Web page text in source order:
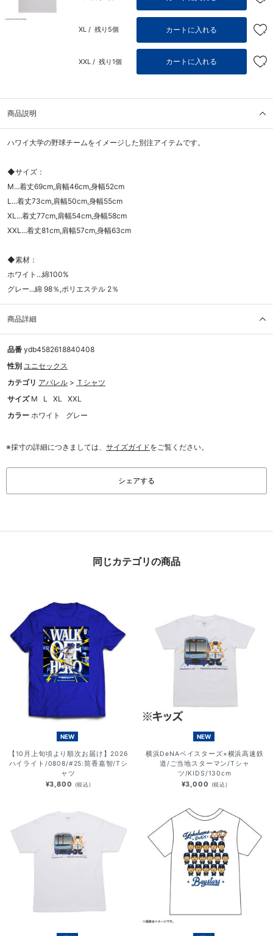
XL / 残り5個 カートに入れる
XXL / 残り1個 カートに入れる
商品説明
ハワイ大学の野球チームをイメージした別注アイテムです。
◆サイズ：
M...着丈69cm,肩幅46cm,身幅52cm
L...着丈73cm,肩幅50cm,身幅55cm
XL...着丈77cm,肩幅54cm,身幅58cm
XXL...着丈81cm,肩幅57cm,身幅63cm
◆素材：
ホワイト...綿100%
グレー...綿 98％,ポリエステル 2％
商品詳細
品番 ydb4582618840408
性別 ユニセックス
カテゴリ アパレル > Ｔシャツ
サイズ M L XL XXL
カラー ホワイト グレー
※採寸の詳細につきましては、 サイズガイドをご覧ください。
シェアする
同じカテゴリの商品
NEW
【10月上旬頃より順次お届け】2026
ハイライト/0808/#25:筒香嘉智/Tシ
ャツ
¥3,800 (税込)
NEW
横浜DeNAベイスターズ×横浜高速鉄
道/ご当地スターマン/Tシャ
ツ/KIDS/130cm
¥3,000 (税込)